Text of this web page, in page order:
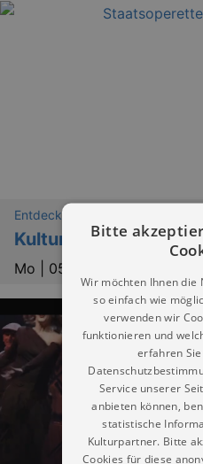
Entdeckungen
Kulturfrühstück
Mo | 05.10.2026 | 10:00
Bitte
Wir möchten Ihnen die
so einfach wie
verwenden wir
funktionieren und
erfahren
Service unserer
anbieten können,
statistische
Kulturpartner. Bitte
Cookies für diese